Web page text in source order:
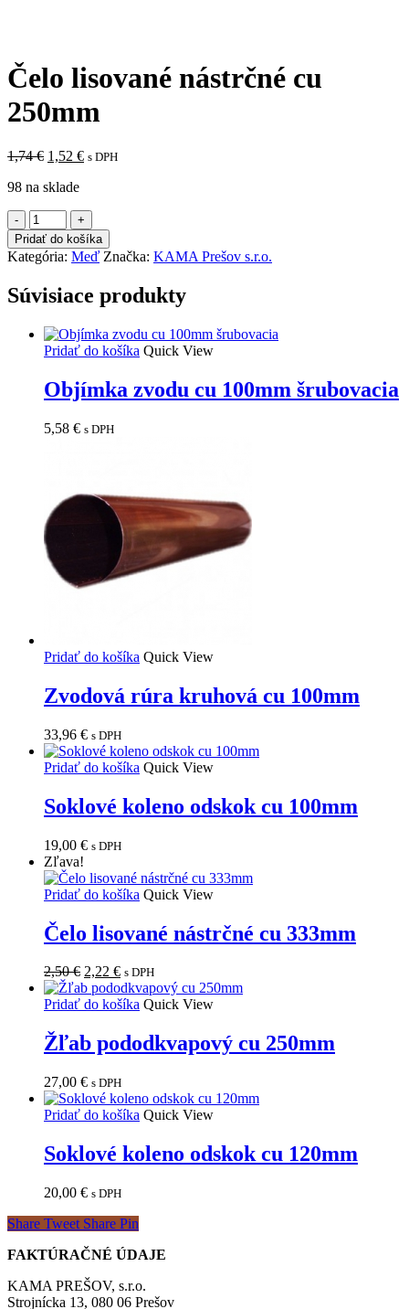
Čelo lisované nástrčné cu
250mm
1,74€ Pôvodná
bola:
1,52 €Aktuálna
s DPH
98 na sklade
množstvo
Čelo
lisované
nástrčné
250mm
Pridať do košíka
Kategória: Meď Značka: KAMA Prešov s.r.o.
Súvisiace produkty
Pridať do košíka Quick View
Objímka zvodu cu 100mm šrubovacia
5,58 € s DPH
Pridať do košíka Quick View
Zvodová rúra kruhová cu 100mm
33,96 € s DPH
Pridať do košíka Quick View
Soklové koleno odskok cu 100mm
19,00 € s DPH
Zľava!
Pridať do košíka Quick View
Čelo lisované nástrčné cu 333mm
2,50€ Pôvodná
cena
bola:
2,22 €Aktuálna
cena
je:
s DPH
Pridať do košíka Quick View
Žľab pododkvapový cu 250mm
27,00 € s DPH
Pridať do košíka Quick View
Soklové koleno odskok cu 120mm
20,00 € s DPH
Share Tweet Share Pin
FAKTÚRAČNÉ ÚDAJE
KAMA PREŠOV, s.r.o.
Strojnícka 13, 080 06 Prešov